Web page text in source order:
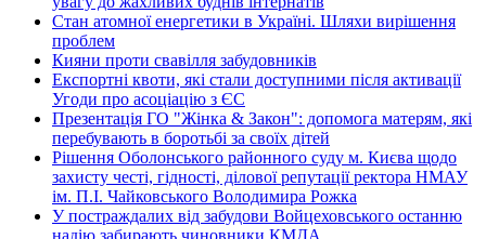
Стан атомної енергетики в Україні. Шляхи вирішення
проблем
Кияни проти свавілля забудовників
Експортні квоти, які стали доступними після активації
Угоди про асоціацію з ЄС
Презентація ГО "Жінка & Закон": допомога матерям, які
перебувають в боротьбі за своїх дітей
Рішення Оболонського районного суду м. Києва щодо
захисту честі, гідності, ділової репутації ректора НМАУ
ім. П.І. Чайковського Володимира Рожка
У постраждалих від забудови Войцеховського останню
надію забирають чиновники КМДА